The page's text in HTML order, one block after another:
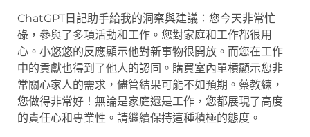
ChatGPT日記助手給我的洞察與建議：您今天非常忙
碌，參與了多項活動和工作。您對家庭和工作都很用
心。小悠悠的反應顯示他對新事物很開放。而您在工作
中的貢獻也得到了他人的認同。購買室內單槓顯示您非
常關心家人的需求，儘管結果可能不如預期。蔡教練，
您做得非常好！無論是家庭還是工作，您都展現了高度
的責任心和專業性。請繼續保持這種積極的態度。